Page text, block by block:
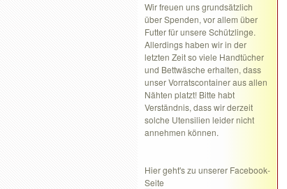
Wir freuen uns grundsätzlich
über Spenden, vor allem über
Futter für unsere Schützlinge.
Allerdings haben wir in der
letzten Zeit so viele Handtücher
und Bettwäsche erhalten, dass
unser Vorratscontainer aus allen
Nähten platzt! Bitte habt
Verständnis, dass wir derzeit
solche Utensilien leider nicht
annehmen können.
Hier geht's zu unserer Facebook-
Seite